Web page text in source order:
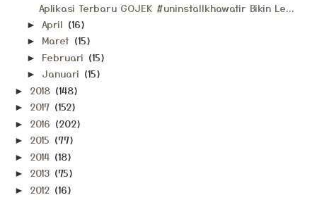
Aplikasi Terbaru GOJEK #uninstallkhawatir Bikin Le...
► April (16)
► Maret (15)
► Februari (15)
► Januari (15)
► 2018 (148)
► 2017 (152)
► 2016 (202)
► 2015 (77)
► 2014 (18)
► 2013 (75)
► 2012 (16)